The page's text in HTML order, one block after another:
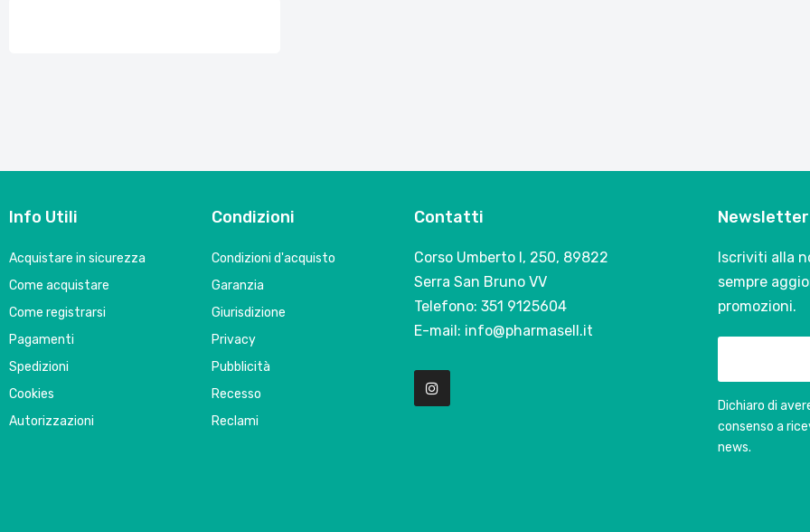
Info Utili
Acquistare in sicurezza
Come acquistare
Come registrarsi
Pagamenti
Spedizioni
Cookies
Autorizzazioni
Condizioni
Condizioni d'acquisto
Garanzia
Giurisdizione
Privacy
Pubblicità
Recesso
Reclami
Contatti
Corso Umberto I, 250, 89822
Serra San Bruno VV
Telefono: 351 9125604
E-mail: info@pharmasell.it
Newsletter
Iscriviti alla
sempre
promozioni.
Dichiaro di
consenso a
news.